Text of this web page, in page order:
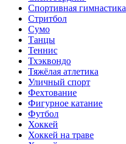
Спортивная гимнастика
Стритбол
Сумо
Танцы
Теннис
Тхэквондо
Тяжёлая атлетика
Уличный спорт
Фехтование
Фигурное катание
Футбол
Хоккей
Хоккей на траве